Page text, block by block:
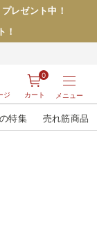
レゼント中！
！
ジ カート
0
メニュー
特集 売れ筋商品